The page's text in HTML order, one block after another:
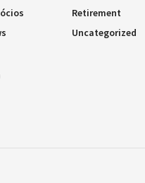
Retirement
Uncategorized